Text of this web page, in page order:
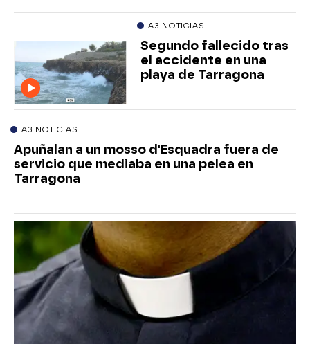
A3 NOTICIAS
Segundo fallecido tras
el accidente en una
playa de Tarragona
A3 NOTICIAS
Apuñalan a un mosso d'Esquadra fuera de
servicio que mediaba en una pelea en
Tarragona